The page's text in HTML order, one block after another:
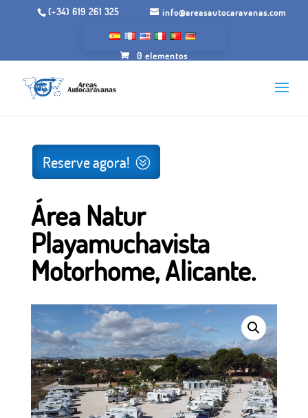
(+34) 619 261 325 info@areasautocaravanas.com
0 elementos
Autocaravanas Natur Playamuchavista, Alicante.
Reserve agora!
Área Natur
Playamuchavista
Motorhome, Alicante.